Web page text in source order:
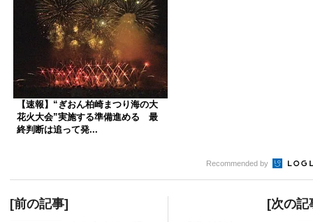
【速報】“ぎおん柏崎まつり海の大
花火大会”実施する準備進める 最
終判断は追って発...
Recommended by
[前の記事] [次の記